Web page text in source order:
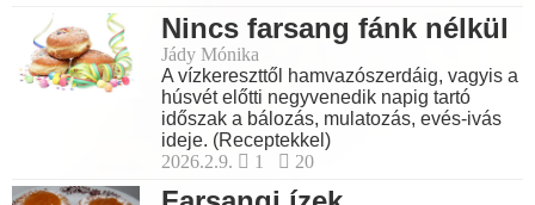
Nincs farsang fánk nélkül
Jády Mónika
A vízkereszttől hamvazószerdáig, vagyis a
húsvét előtti negyvenedik napig tartó
időszak a bálozás, mulatozás, evés-ivás
ideje. (Receptekkel)
2026.2.9.
1 20